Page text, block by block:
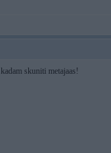
skuniti metajaas!